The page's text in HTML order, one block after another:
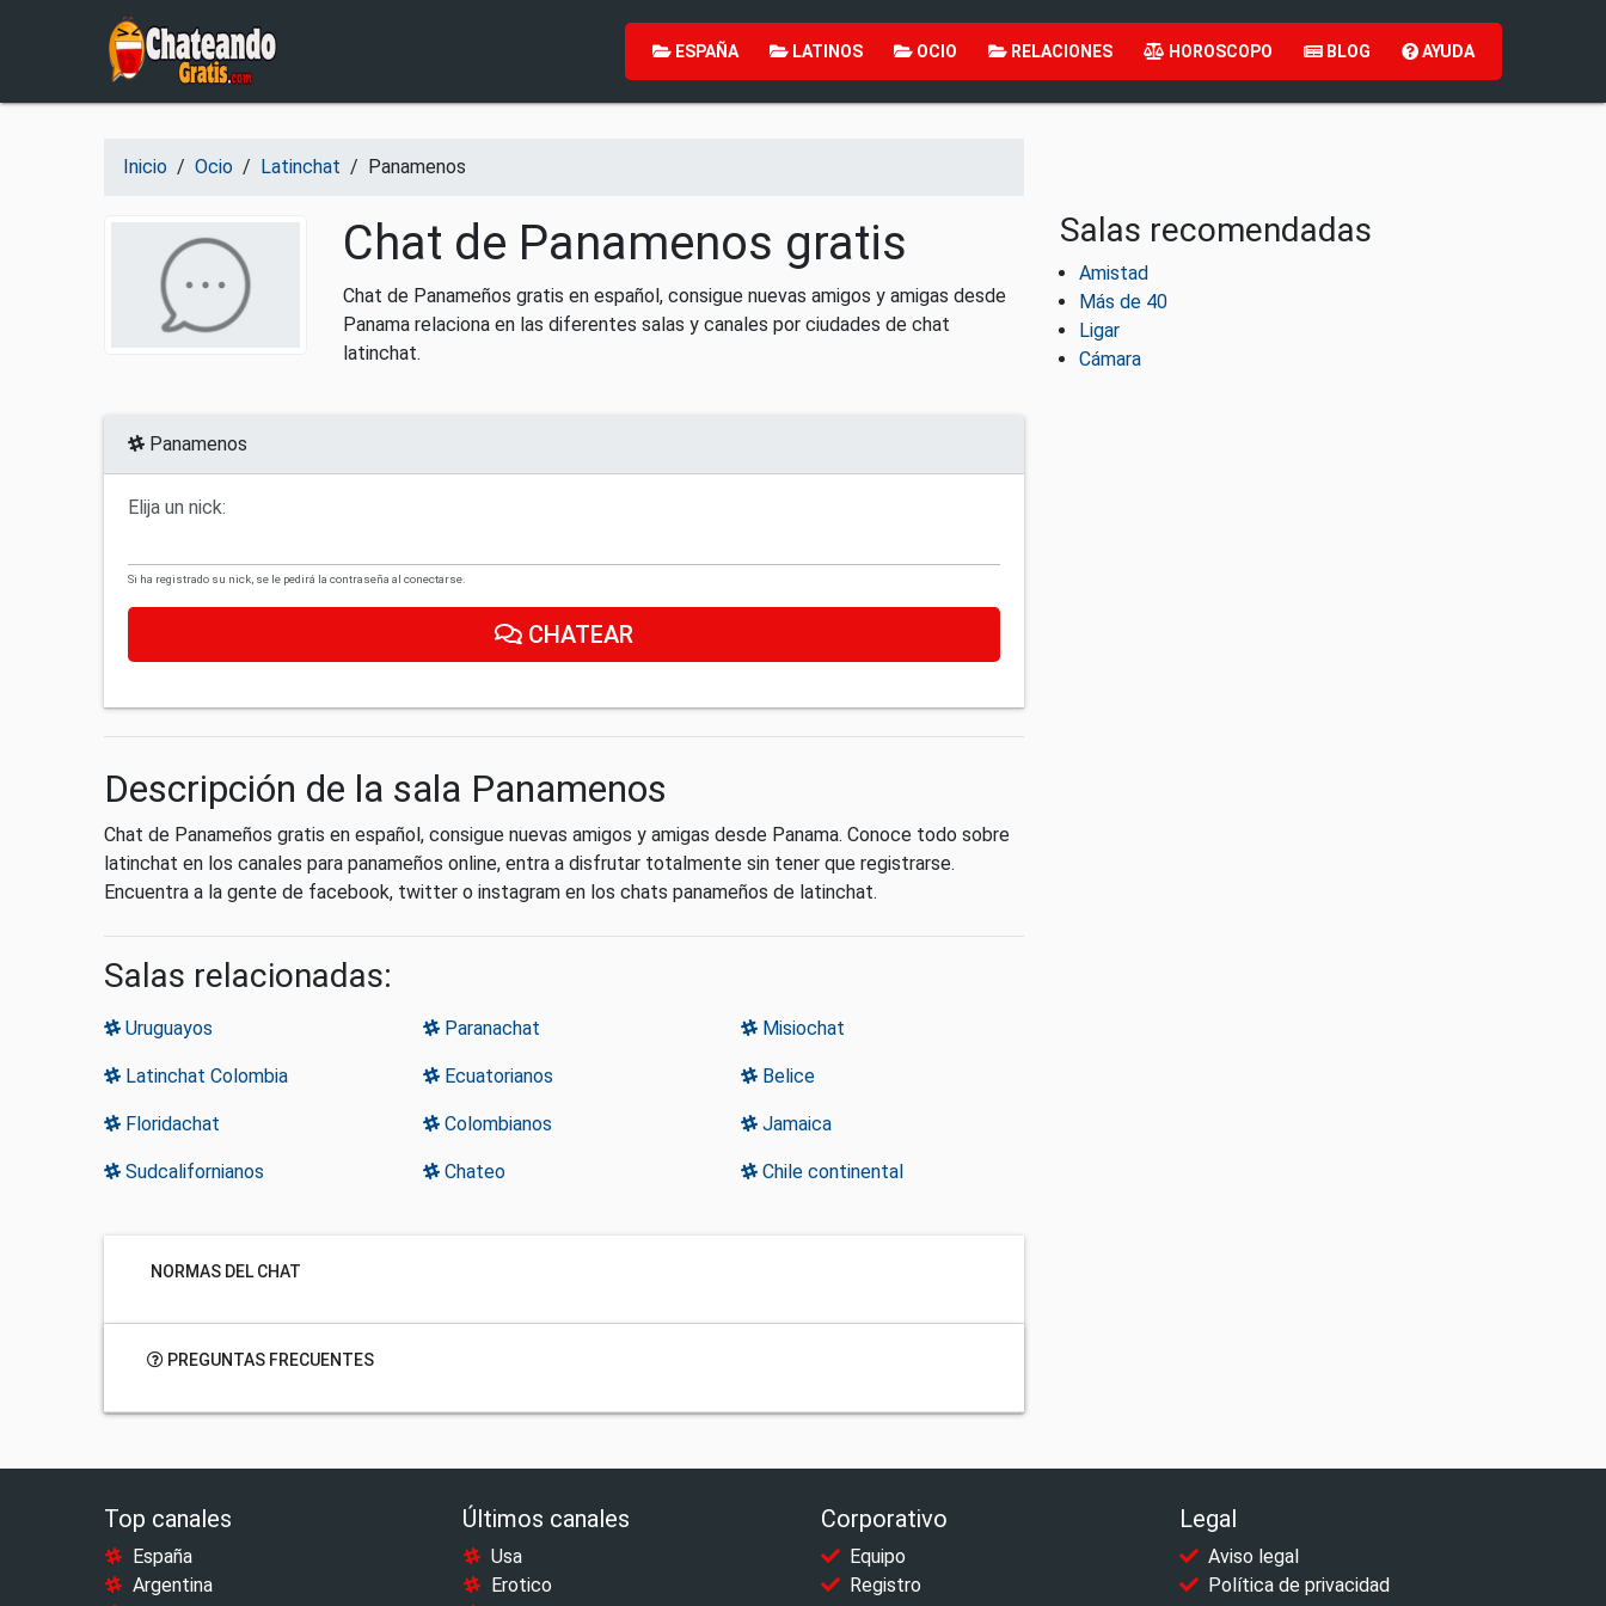
Salir del contenido
ESPAÑA LATINOS OCIO RELACIONES HOROSCOPO BLOG AYUDA
Inicio / Ocio / Latinchat / Panamenos
Chat de Panamenos gratis
Chat de Panameños gratis en español, consigue nuevas amigos y amigas desde
Panama relaciona en las diferentes salas y canales por ciudades de chat
latinchat.
Panamenos
Elija un nick:
Si ha registrado su nick, se le pedirá la contraseña al conectarse.
CHATEAR
Descripción de la sala Panamenos
Chat de Panameños gratis en español, consigue nuevas amigos y amigas desde Panama. Conoce todo sobre
latinchat en los canales para panameños online, entra a disfrutar totalmente sin tener que registrarse.
Encuentra a la gente de facebook, twitter o instagram en los chats panameños de latinchat.
Salas relacionadas:
Uruguayos Paranachat Misiochat
Latinchat Colombia Ecuatorianos Belice
Floridachat Colombianos Jamaica
Sudcalifornianos Chateo Chile continental
NORMAS DEL CHAT
PREGUNTAS FRECUENTES
Salas recomendadas
Amistad
Más de 40
Ligar
Cámara
Top canales
España
Argentina
Últimos canales
Usa
Erotico
Corporativo
Equipo
Registro
Legal
Aviso legal
Política de privacidad